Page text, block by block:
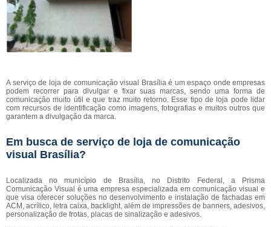
A serviço de loja de comunicação visual Brasília é um espaço onde empresas
podem recorrer para divulgar e fixar suas marcas, sendo uma forma de
comunicação muito útil e que traz muito retorno. Esse tipo de loja pode lidar
com recursos de identificação como imagens, fotografias e muitos outros que
garantem a divulgação da marca.
Em busca de serviço de loja de comunicação
visual Brasília?
Localizada no município de Brasília, no Distrito Federal, a Prisma
Comunicação Visual é uma empresa especializada em comunicação visual e
que visa oferecer soluções no desenvolvimento e instalação de fachadas em
ACM, acrílico, letra caixa, backlight, além de impressões de banners, adesivos,
personalização de frotas, placas de sinalização e adesivos.